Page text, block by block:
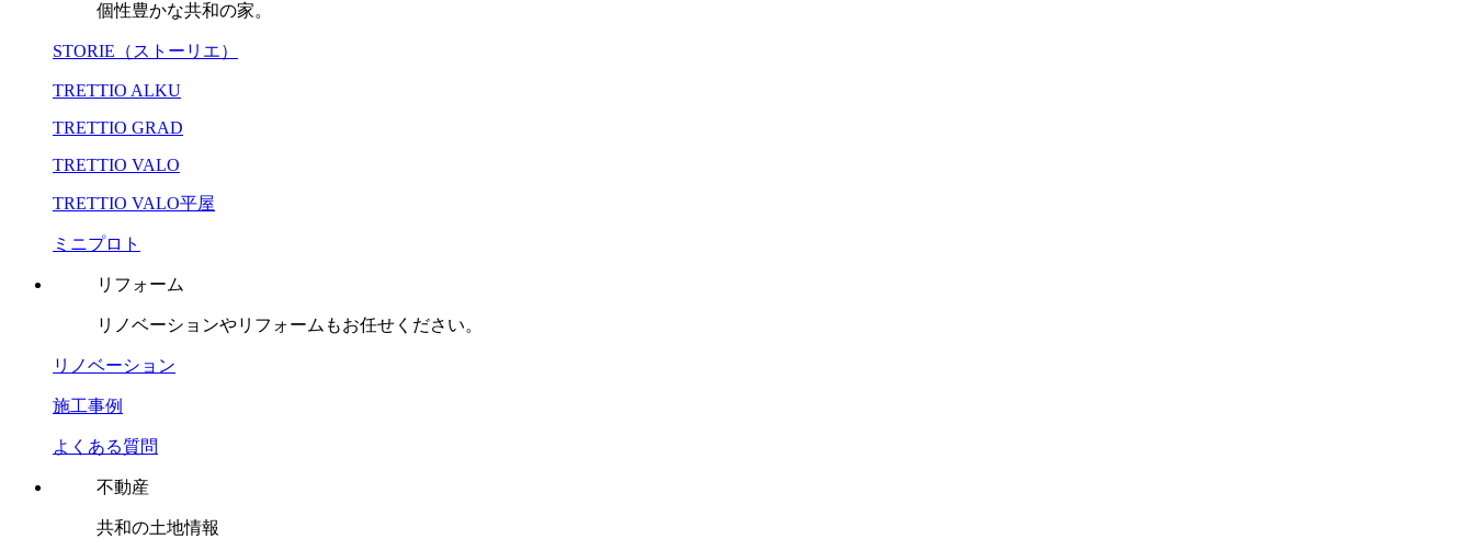
個性豊かな共和の家。
STORIE（ストーリエ）
TRETTIO ALKU
TRETTIO GRAD
TRETTIO VALO
TRETTIO VALO平屋
ミニプロト
リフォーム
リノベーションやリフォームもお任せください。
リノベーション
施工事例
よくある質問
不動産
共和の土地情報